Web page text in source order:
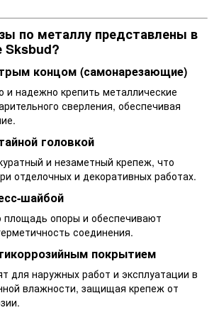
по металлу представлены в
Sksbud?
концом (самонарезающие)
и надежно крепить металлические
сверления, обеспечивая
головкой
и незаметный крепеж, что
отделочных и декоративных работах.
шайбой
опоры и обеспечивают
соединения.
покрытием
для наружных работ и эксплуатации в
влажности, защищая крепеж от